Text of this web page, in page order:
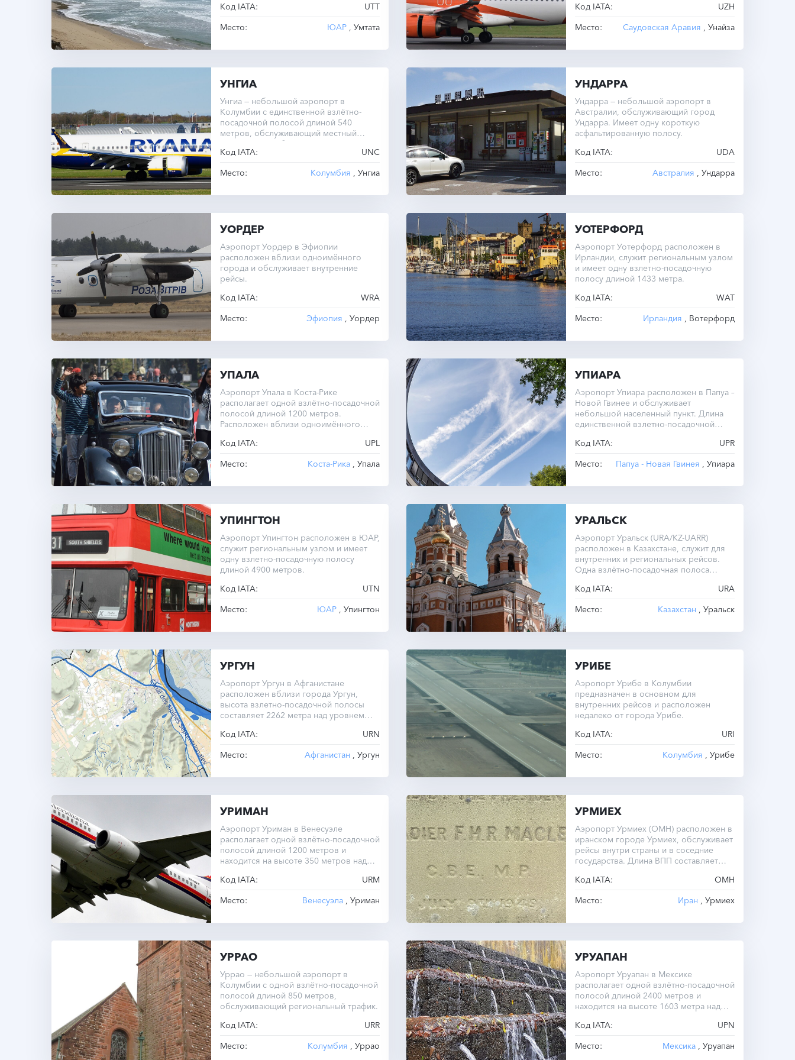
Код IATA:
UTT
Место:
ЮАР , Умтата
Код IATA:
UZH
Место:
Саудовская Аравия , Унайза
УНГИА
Унгиа — небольшой аэропорт в
Колумбии с единственной взлётно-
посадочной полосой длиной 540
метров, обслуживающий местный
транспорт и небольшие самолёты.
Код IATA:
UNC
Место:
Колумбия , Унгиа
УНДАРРА
Ундарра — небольшой аэропорт в
Австралии, обслуживающий город
Ундарра. Имеет одну короткую
асфальтированную полосу.
Код IATA:
UDA
Место:
Австралия , Ундарра
УОРДЕР
Аэропорт Уордер в Эфиопии
расположен вблизи одноимённого
города и обслуживает внутренние
рейсы.
Код IATA:
WRA
Место:
Эфиопия , Уордер
УОТЕРФОРД
Аэропорт Уотерфорд расположен в
Ирландии, служит региональным узлом
и имеет одну взлетно-посадочную
полосу длиной 1433 метра.
Код IATA:
WAT
Место:
Ирландия , Вотерфорд
УПАЛА
Аэропорт Упала в Коста-Рике
располагает одной взлётно-посадочной
полосой длиной 1200 метров.
Расположен вблизи одноимённого
Код IATA:
UPL
Место:
Коста-Рика , Упала
УПИАРА
Аэропорт Упиара расположен в Папуа –
Новой Гвинее и обслуживает
небольшой населенный пункт. Длина
единственной взлетно-посадочной
Код IATA:
UPR
Место:
Папуа - Новая Гвинея , Упиара
УПИНГТОН
Аэропорт Упингтон расположен в ЮАР,
служит региональным узлом и имеет
одну взлетно-посадочную полосу
длиной 4900 метров.
Код IATA:
UTN
Место:
ЮАР , Упингтон
УРАЛЬСК
Аэропорт Уральск (URA/KZ-UARR)
расположен в Казахстане, служит для
внутренних и региональных рейсов.
Одна взлётно-посадочная полоса
Код IATA:
URA
Место:
Казахстан , Уральск
УРГУН
Аэропорт Ургун в Афганистане
расположен вблизи города Ургун,
высота взлетно-посадочной полосы
составляет 2262 метра над уровнем
Код IATA:
URN
Место:
Афганистан , Ургун
УРИБЕ
Аэропорт Урибе в Колумбии
предназначен в основном для
внутренних рейсов и расположен
недалеко от города Урибе.
Код IATA:
URI
Место:
Колумбия , Урибе
УРИМАН
Аэропорт Уриман в Венесуэле
располагает одной взлётно-посадочной
полосой длиной 1200 метров и
находится на высоте 350 метров над
Код IATA:
URM
Место:
Венесуэла , Уриман
УРМИЕХ
Аэропорт Урмиех (OMH) расположен в
иранском городе Урмиех, обслуживает
рейсы внутри страны и в соседние
государства. Длина ВПП составляет
над уровнем моря. Операционный
Код IATA:
OMH
Место:
Иран , Урмиех
УРРАО
Уррао — небольшой аэропорт в
Колумбии с одной взлётно-посадочной
полосой длиной 850 метров,
обслуживающий региональный трафик.
Код IATA:
URR
Место:
Колумбия , Уррао
УРУАПАН
Аэропорт Уруапан в Мексике
располагает одной взлётно-посадочной
полосой длиной 2400 метров и
находится на высоте 1603 метра над
Код IATA:
UPN
Место:
Мексика , Уруапан